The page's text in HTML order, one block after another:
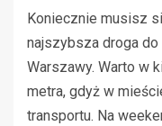
Koniecznie musisz
najszybsza droga
Warszawy. Warto w
metra, gdyż w
transportu. Na